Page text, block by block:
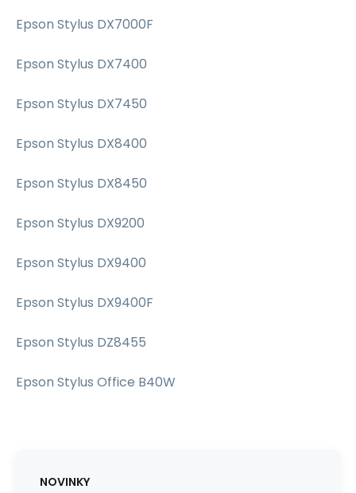
Epson Stylus DX7000F
Epson Stylus DX7400
Epson Stylus DX7450
Epson Stylus DX8400
Epson Stylus DX8450
Epson Stylus DX9200
Epson Stylus DX9400
Epson Stylus DX9400F
Epson Stylus DZ8455
Epson Stylus Office B40W
NOVINKY